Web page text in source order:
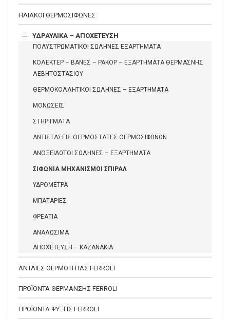
ΗΛΙΑΚΟΙ ΘΕΡΜΟΣΙΦΩΝΕΣ
ΥΔΡΑΥΛΙΚΑ – ΑΠΟΧΕΤΕΥΣΗ
ΠΟΛΥΣΤΡΩΜΑΤΙΚΟΙ ΣΩΛΗΝΕΣ ΕΞΑΡΤΗΜΑΤΑ
ΚΟΛΕΚΤΕΡ – ΒΑΝΕΣ – ΡΑΚΟΡ – ΕΞΑΡΤΗΜΑΤΑ ΘΕΡΜΑΣΝΗΣ
ΛΕΒΗΤΟΣΤΑΣΙΟΥ
ΘΕΡΜΟΚΟΛΛΗΤΙΚΟΙ ΣΩΛΗΝΕΣ – ΕΞΑΡΤΗΜΑΤΑ
ΜΟΝΩΣΕΙΣ
ΣΤΗΡΙΓΜΑΤΑ
ΑΝΤΙΣΤΑΣΕΙΣ ΘΕΡΜΟΣΤΑΤΕΣ ΘΕΡΜΟΣΙΦΩΝΩΝ
ΑΝΟΞΕΙΔΩΤΟΙ ΣΩΛΗΝΕΣ – ΕΞΑΡΤΗΜΑΤΑ
ΣΙΦΩΝΙΑ ΜΗΧΑΝΙΣΜΟΙ ΣΠΙΡΑΛ
ΥΔΡΟΜΕΤΡΑ
ΜΠΑΤΑΡΙΕΣ
ΦΡΕΑΤΙΑ
ΑΝΑΛΩΣΙΜΑ
ΑΠΟΧΕΤΕΥΣΗ – ΚΑΖΑΝΑΚΙΑ
ΑΝΤΛΙΕΣ ΘΕΡΜΟΤΗΤΑΣ FERROLI
ΠΡΟΪΟΝΤΑ ΘΕΡΜΑΝΣΗΣ FERROLI
ΠΡΟΪΟΝΤΑ ΨΥΞΗΣ FERROLI